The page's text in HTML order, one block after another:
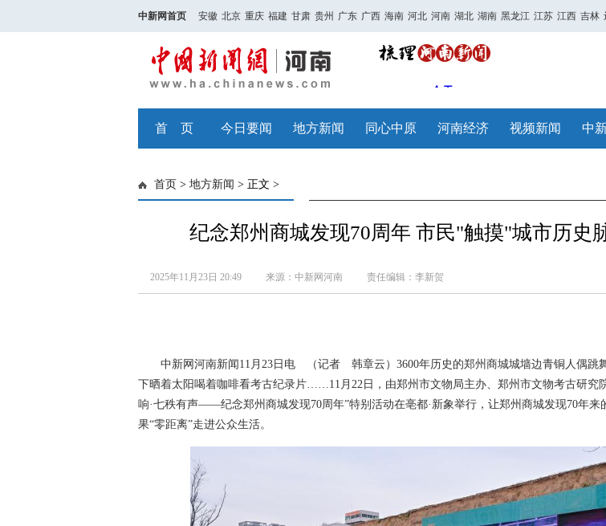
中新网首页 安徽 北京 重庆 福建 甘肃 贵州 广东 广西 海南 河北 河南 湖北 湖南 黑龙江 江苏 江西 吉林
首 页 今日要闻 地方新闻 同心中原 河南经济 视频新闻 中
首页 > 地方新闻 > 正文 >
纪念郑州商城发现70周年 市民"触摸"城市历史
2025年11月23日 20:49 来源：中新网河南 责任编辑：李新贺
中新网河南新闻11月23日电 （记者 韩章云）3600年历史的郑州商城城墙边青铜人偶跳
下晒着太阳喝着咖啡看考古纪录片……11月22日，由郑州市文物局主办、郑州市文物考古研究
响·七秩有声——纪念郑州商城发现70周年”特别活动在亳都·新象举行，让郑州商城发现70年来
果“零距离”走进公众生活。